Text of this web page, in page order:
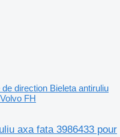
de direction Bieleta antiruliu
FH
axa fata 3986433 pour